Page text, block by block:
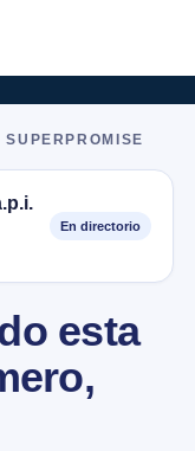
En directorio
esta